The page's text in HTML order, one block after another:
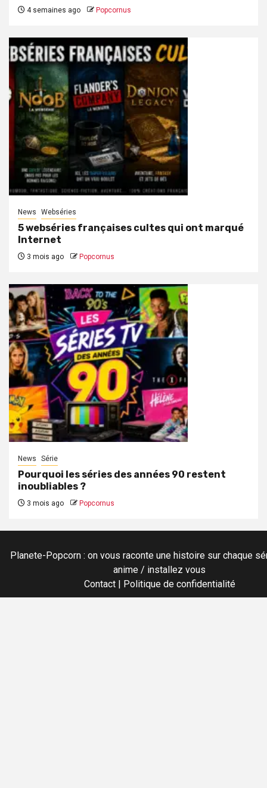
4 semaines ago Popcornus
News Webséries
5 webséries françaises cultes qui ont marqué
Internet
3 mois ago Popcornus
News Série
Pourquoi les séries des années 90 restent
inoubliables ?
3 mois ago Popcornus
Planete-Popcorn : on vous raconte une histoire sur chaque
anime / installez vous
Contact| Politique de confidentialité